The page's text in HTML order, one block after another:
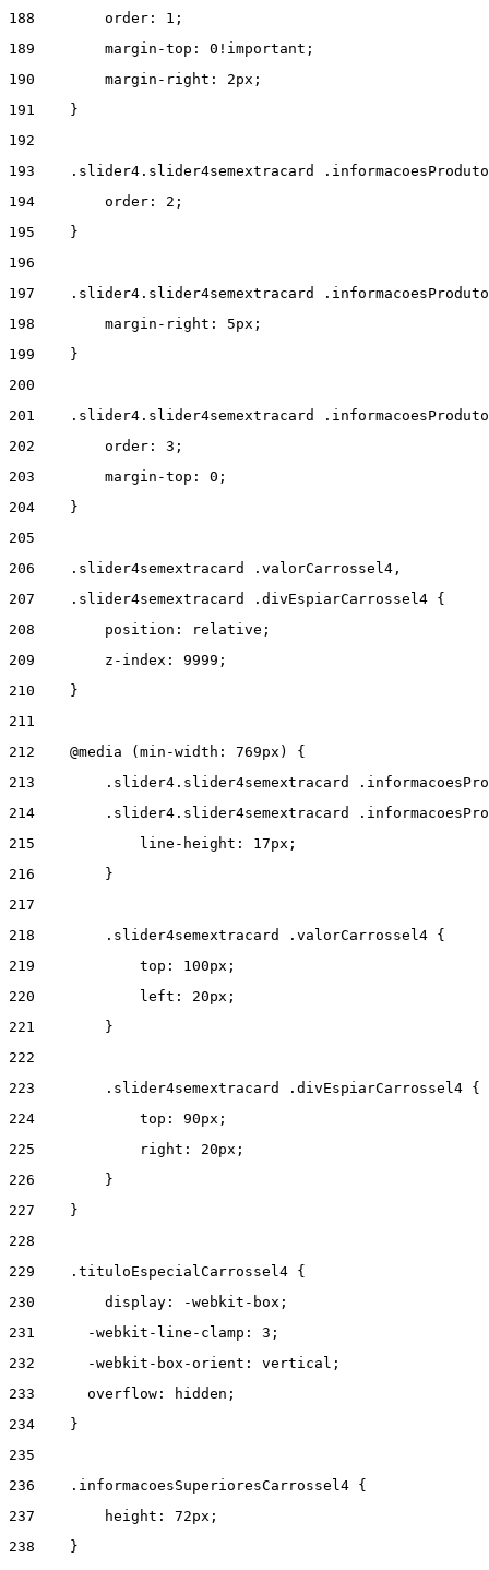
188
        order: 1;
189
        margin-top: 0!important;
190
        margin-right: 2px;
191
    }
192
193
.slider4.slider4semextracard
194
        order: 2;
195
    }
196
197
.slider4.slider4semextracard
198
        margin-right: 5px;
199
    }
200
201
.slider4.slider4semextracard
202
        order: 3;
203
        margin-top: 0;
204
    }
205
206
    .slider4semextracard .valorCarrossel4,
207
    .slider4semextracard .divEspiarCarrossel4 {
208
        position: relative;
209
        z-index: 9999;
210
    }
211
212
    @media (min-width: 769px) {
213
.slider4.slider4semextracard
214
.slider4.slider4semextracard
215
            line-height: 17px;
216
        }
217
218
        .slider4semextracard .valorCarrossel4 {
219
            top: 100px;
220
            left: 20px;
221
        }
222
223
        .slider4semextracard .divEspiarCarrossel4 {
224
            top: 90px;
225
            right: 20px;
226
        }
227
    }
228
229
    .tituloEspecialCarrossel4 {
230
        display: -webkit-box;
231
      -webkit-line-clamp: 3;
232
      -webkit-box-orient: vertical;
233
      overflow: hidden;
234
    }
235
236
    .informacoesSuperioresCarrossel4 {
237
        height: 72px;
238
    }